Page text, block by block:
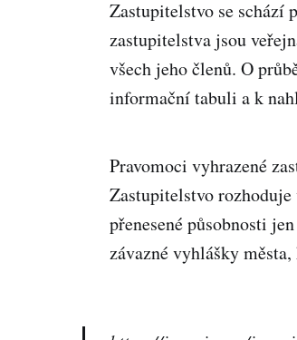
Zastupitelstvo se schází
zastupitelstva jsou
všech jeho členů. O
informační tabuli a k
Pravomoci vyhrazené
Zastupitelstvo rozhoduje
přenesené působnosti
závazné vyhlášky